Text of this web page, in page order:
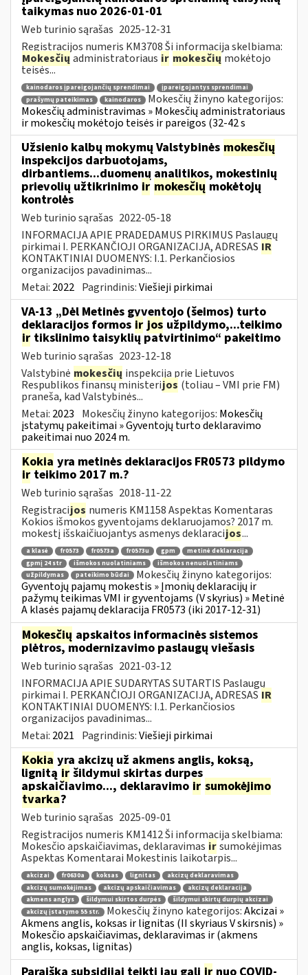
taikymas nuo 2026-01-01
Web turinio sąrašas 2025-12-31
Registracijos numeris KM3708 Ši informacija skelbiama:
Mokesčių administratoriaus ir mokesčių mokėtojo
teisės...
kainodaros įpareigojančių sprendimai
įpareigojantys sprendimai
prašymų pateikimas
kainodaros
Mokesčių žinyno kategorijos:
Mokesčių administravimas » Mokesčių administratoriaus
ir mokesčių mokėtojo teisės ir pareigos (32-42 s
Užsienio kalbų mokymų Valstybinės mokesčių
inspekcijos darbuotojams,
dirbantiems...duomenų analitikos, mokestinių
prievolių užtikrinimo ir mokesčių mokėtojų
kontrolės
Web turinio sąrašas 2022-05-18
INFORMACIJA APIE PRADEDAMUS PIRKIMUS Paslaugų
pirkimai I. PERKANČIOJI ORGANIZACIJA, ADRESAS IR
KONTAKTINIAI DUOMENYS: I.1. Perkančiosios
organizacijos pavadinimas...
Metai: 2022 Pagrindinis:Viešieji pirkimai
VA-13 „Dėl Metinės gyventojo (šeimos) turto
deklaracijos formos ir jos užpildymo,...teikimo
ir tikslinimo taisyklių patvirtinimo“ pakeitimo
Web turinio sąrašas 2023-12-18
Valstybinė mokesčių inspekcija prie Lietuvos
Respublikos finansų ministerijos (toliau – VMI prie FM)
praneša, kad Valstybinės...
Metai: 2023 Mokesčių žinyno kategorijos: Mokesčių
įstatymų pakeitimai » Gyventojų turto deklaravimo
pakeitimai nuo 2024 m.
Kokia yra metinės deklaracijos FR0573 pildymo
irteikimo 2017 m.?
Web turinio sąrašas 2018-11-22
Registracijos numeris KM1158 Aspektas Komentaras
Kokios išmokos gyventojams deklaruojamos? 2017 m.
mokestį išskaičiuojantys asmenys deklaracijos...
a klasė fr0573 fr0573a fr0573u gpm
metinė deklaracija
gpmį 24 str
išmokos nuolatiniams
išmokos nenuolatiniams
užpildymas
pateikimo būdai
Mokesčių žinyno kategorijos:
Gyventojų pajamų mokestis » Įmonių deklaracijų ir
pažymų teikimas VMI ir gyventojams (V skyrius) » Metinė
A klasės pajamų deklaracija FR0573 (iki 2017-12-31)
Mokesčių apskaitos informacinės sistemos
plėtros, modernizavimo paslaugų viešasis
Web turinio sąrašas 2021-03-12
INFORMACIJA APIE SUDARYTAS SUTARTIS Paslaugų
pirkimai I. PERKANČIOJI ORGANIZACIJA, ADRESAS IR
KONTAKTINIAI DUOMENYS: I.1. Perkančiosios
organizacijos pavadinimas...
Metai: 2021 Pagrindinis:Viešieji pirkimai
Kokia yra akcizų už akmens anglis, koksą,
lignitą ir šildymui skirtas durpes
apskaičiavimo..., deklaravimo ir sumokėjimo
tvarka?
Web turinio sąrašas 2025-09-01
Registracijos numeris KM1412 Ši informacija skelbiama:
Mokesčio apskaičiavimas, deklaravimas irsumokėjimas
Aspektas Komentarai Mokestinis laikotarpis...
akcizai fr0630a koksas lignitas
akcizų deklaravimas
akcizų sumokėjimas
akcizų apskaičiavimas
akcizų deklaracija
akmens anglys
šildymui skirtos durpės
šildymui skirtų durpių akcizai
akcizų įstatymo 55 str.
Mokesčių žinyno kategorijos:Akcizai »
Akmens anglis, koksas ir lignitas (II skyriaus V skirsnis) »
Mokesčio apskaičiavimas, deklaravimas ir (akmens
anglis, koksas, lignitas)
Paraišką subsidijai teikti jau gali ir nuo COVID-